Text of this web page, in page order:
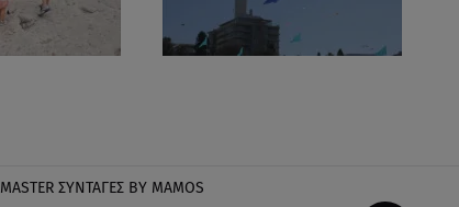
MASTER ΣΥΝΤΑΓΈΣ BY MAMOS